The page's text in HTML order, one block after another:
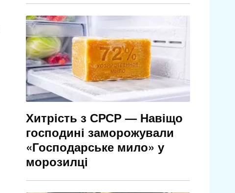
Хитрість з СРСР — Навіщо
господині заморожували
«Господарське мило» у
морозилці